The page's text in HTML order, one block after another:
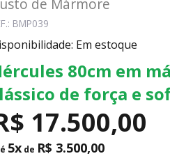
de Mármore
BMP039
Em estoque
80cm em
de força e
17.500,00
5x de R$ 3.500,00